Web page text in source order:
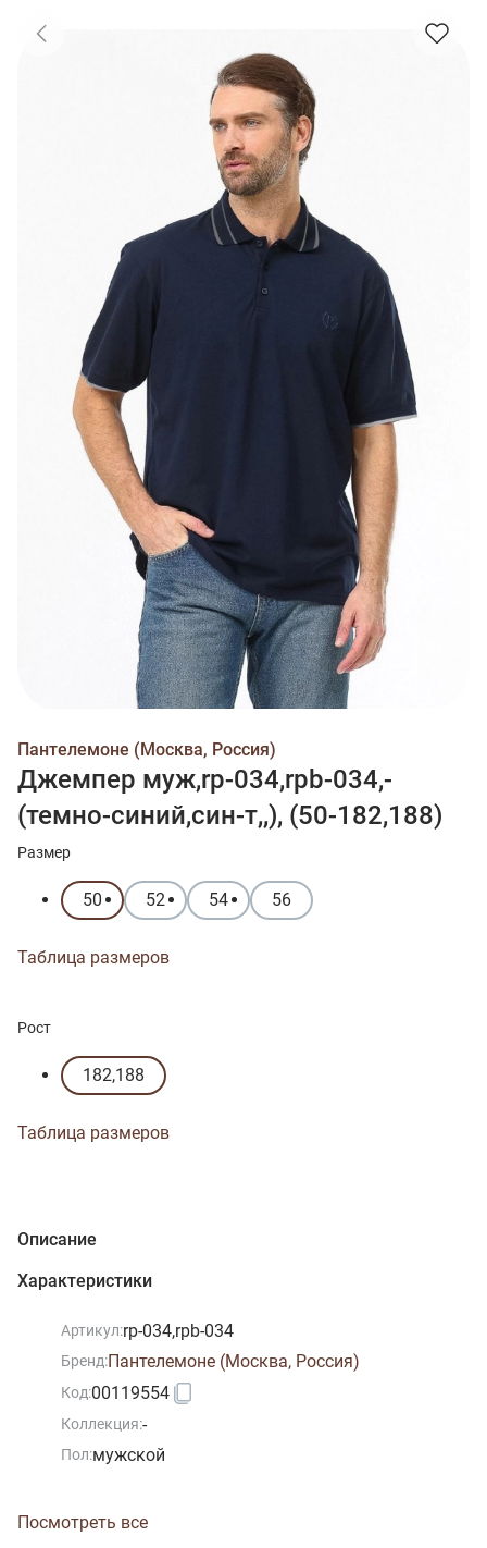
Пантелемоне (Москва, Россия)
Джемпер муж,rp-034,rpb-034,-
(темно-синий,син-т,,), (50-182,188)
Размер
50 52 54 56
Таблица размеров
Рост
182,188
Таблица размеров
Описание
Характеристики
Артикул:rp-034,rpb-034
Бренд:Пантелемоне (Москва, Россия)
Код:00119554
Коллекция:-
Пол:мужской
Посмотреть все